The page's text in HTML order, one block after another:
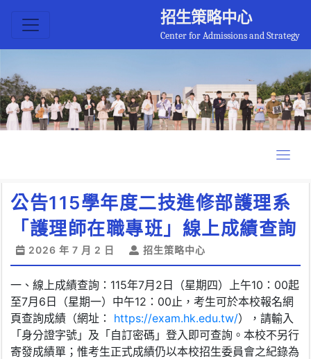
招生策略中心
Center for Admissions and Strategy
公告115學年度二技進修部護理系
「護理師在職專班」線上成績查詢
2026 年 7 月 2 日 招生策略中心
一、線上成績查詢：115年7月2日（星期四）上午10：00起
至7月6日（星期一）中午12：00止，考生可於本校報名網
頁查詢成績（網址： https://exam.hk.edu.tw/），請輸入
「身分證字號」及「自訂密碼」登入即可查詢。本校不另行
寄發成績單；惟考生正式成績仍以本校招生委員會之紀錄為